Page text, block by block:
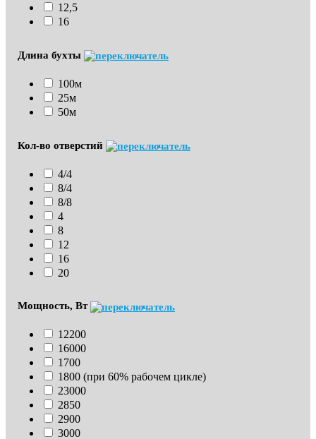
12,5
16
Длина бухты
100м
25м
50м
Кол-во отверстий
4/4
8/4
8/8
4
8
12
16
20
Мощность, Вт
12200
16000
1700
1800 (при 60% рабочем цикле)
23000
2850
2900
3000